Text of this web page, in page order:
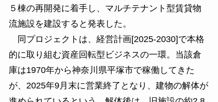
５棟の再開発に着手し、マルチテナント型賃貸物
流施設を建設すると発表した。
同プロジェクトは、経営計画[2025-2030]で本格
的に取り組む資産回転型ビジネスの一環。当該倉
庫は1970年から神奈川県平塚市で稼働してきた
が、2025年9月末に営業終了となり、建物の解体が